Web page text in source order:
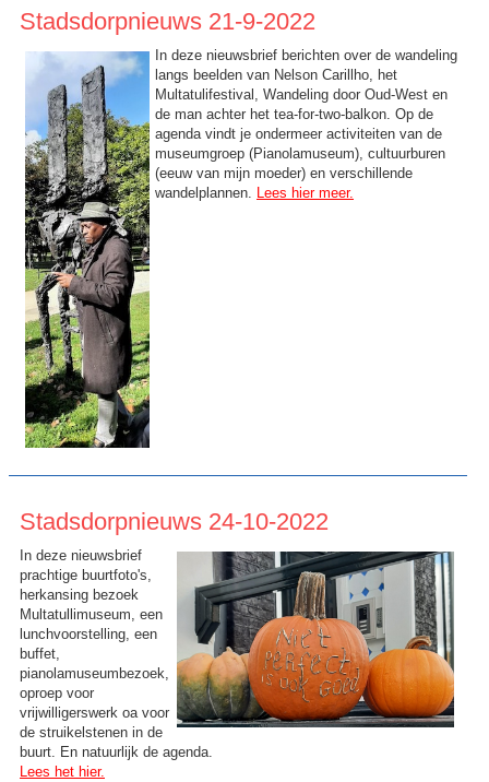
Stadsdorpnieuws 21-9-2022
In deze nieuwsbrief berichten over de wandeling
langs beelden van Nelson Carillho, het
Multatulifestival, Wandeling door Oud-West en
de man achter het tea-for-two-balkon. Op de
agenda vindt je ondermeer activiteiten van de
museumgroep (Pianolamuseum), cultuurburen
(eeuw van mijn moeder) en verschillende
wandelplannen.
Lees hier meer.
Stadsdorpnieuws 24-10-2022
In deze nieuwsbrief
prachtige buurtfoto's,
herkansing bezoek
Multatullimuseum, een
lunchvoorstelling, een
buffet,
pianolamuseumbezoek,
oproep voor
vrijwilligerswerk oa voor
de struikelstenen in de
buurt. En natuurlijk de agenda.
Lees het hier.